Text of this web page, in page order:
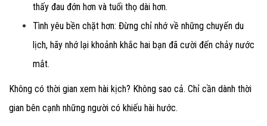
thấy đau đớn hơn và tuổi thọ dài hơn.
Tình yêu bền chặt hơn: Đừng chỉ nhớ về những chuyến du
lịch, hãy nhớ lại khoảnh khắc hai bạn đã cười đến chảy nước
mắt.
Không có thời gian xem hài kịch? Không sao cả. Chỉ cần dành thời
gian bên cạnh những người có khiếu hài hước.